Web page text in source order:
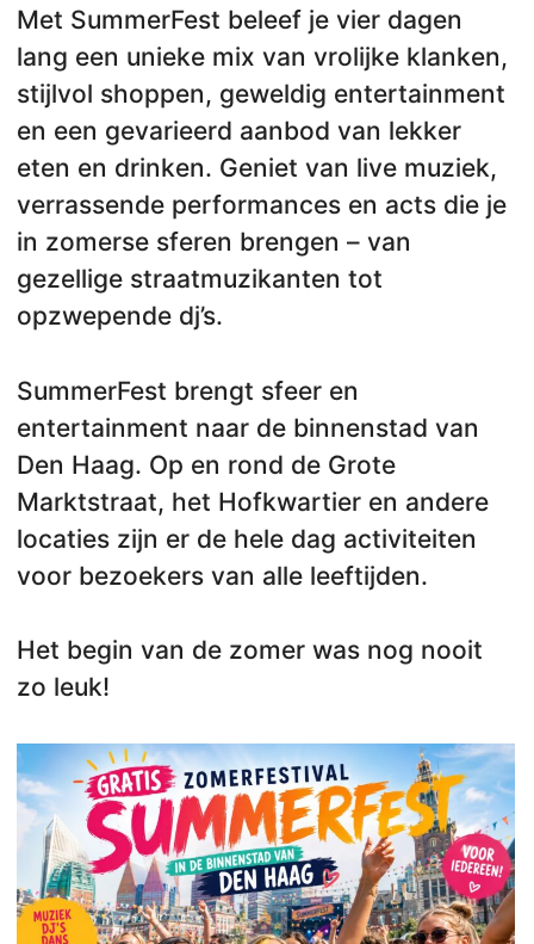
Met SummerFest beleef je vier dagen
lang een unieke mix van vrolijke klanken,
stijlvol shoppen, geweldig entertainment
en een gevarieerd aanbod van lekker
eten en drinken. Geniet van live muziek,
verrassende performances en acts die je
in zomerse sferen brengen – van
gezellige straatmuzikanten tot
opzwepende dj’s.
SummerFest brengt sfeer en
entertainment naar de binnenstad van
Den Haag. Op en rond de Grote
Marktstraat, het Hofkwartier en andere
locaties zijn er de hele dag activiteiten
voor bezoekers van alle leeftijden.
Het begin van de zomer was nog nooit
zo leuk!